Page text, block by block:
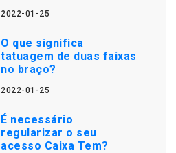
2022-01-25
O que significa
tatuagem de duas faixas
no braço?
2022-01-25
É necessário
regularizar o seu
acesso Caixa Tem?